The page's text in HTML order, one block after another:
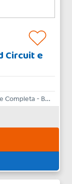
Circuit e
Mezza Pensione - Pensione Completa - Bed & Breakfast